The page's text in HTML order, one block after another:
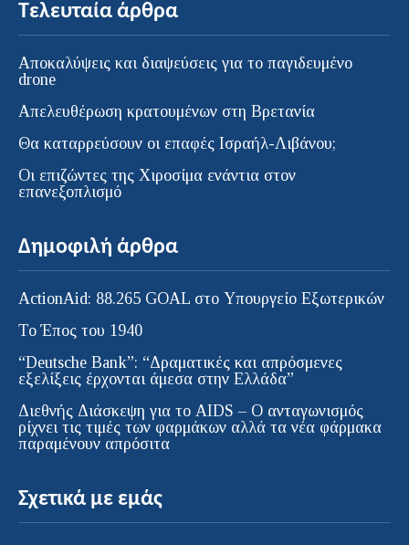
Τελευταία άρθρα
Αποκαλύψεις και διαψεύσεις για το παγιδευμένο
drone
Απελευθέρωση κρατουμένων στη Βρετανία
Θα καταρρεύσουν οι επαφές Ισραήλ-Λιβάνου;
Οι επιζώντες της Χιροσίμα ενάντια στον
επανεξοπλισμό
Δημοφιλή άρθρα
ActionAid: 88.265 GOAL στο Υπουργείο Εξωτερικών
Το Έπος του 1940
“Deutsche Bank”: “Δραματικές και απρόσμενες
εξελίξεις έρχονται άμεσα στην Ελλάδα”
Διεθνής Διάσκεψη για το AIDS – Ο ανταγωνισμός
ρίχνει τις τιμές των φαρμάκων αλλά τα νέα φάρμακα
παραμένουν απρόσιτα
Σχετικά με εμάς